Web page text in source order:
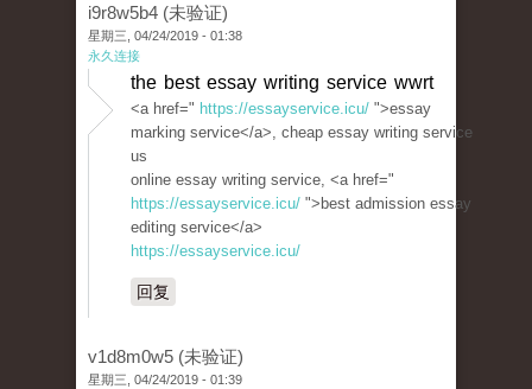
i9r8w5b4 (未验证)
星期三, 04/24/2019 - 01:38
永久连接
the best essay writing service wwrt
<a href=" https://essayservice.icu/ ">essay
marking service</a>, cheap essay writing service
us
online essay writing service, <a href="
https://essayservice.icu/ ">best admission essay
editing service</a>
https://essayservice.icu/
回复
v1d8m0w5 (未验证)
星期三, 04/24/2019 - 01:39